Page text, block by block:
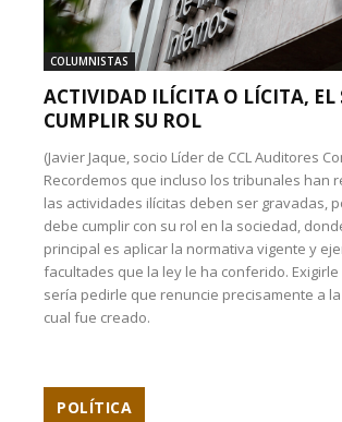
COLUMNISTAS
ACTIVIDAD ILÍCITA O LÍCITA, EL
CUMPLIR SU ROL
(Javier Jaque, socio Líder de CCL Auditores
Recordemos que incluso los tribunales han
las actividades ilícitas deben ser gravadas,
debe cumplir con su rol en la sociedad,
principal es aplicar la normativa vigente y
facultades que la ley le ha conferido.
sería pedirle que renuncie precisamente a
cual fue creado.
POLÍTICA